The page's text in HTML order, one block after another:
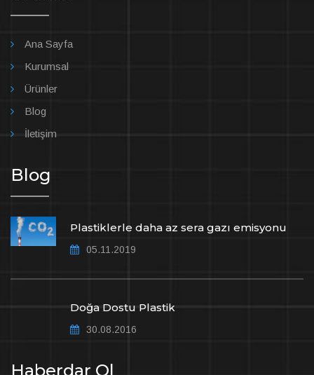
Ana Sayfa
Kurumsal
Ürünler
Blog
İletişim
Blog
Plastiklerle daha az sera gazı emisyonu
05.11.2019
Doğa Dostu Plastik
30.08.2016
Haberdar Ol